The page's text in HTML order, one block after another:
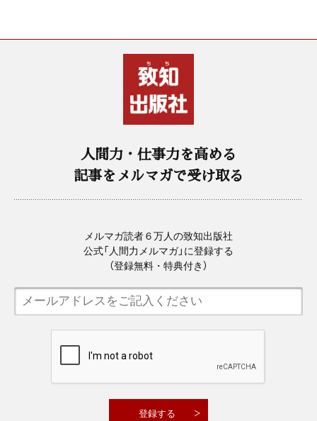
人間力・仕事力を高める
記事をメルマガで受け取る
メルマガ読者６万人の致知出版社
公式「人間力メルマガ」に登録する
（登録無料・特典付き）